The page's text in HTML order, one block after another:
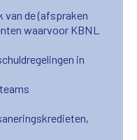
de (afspraken
waarvoor KBNL
in